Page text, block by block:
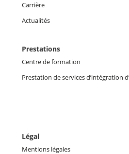
Carrière
Actualités
Prestations
Centre de formation
Prestation de services d’intégration
Légal
Mentions légales